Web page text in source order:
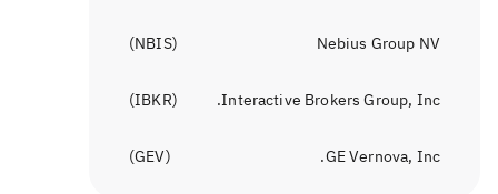
Nebius Group NV
(
NBIS
)
Interactive Brokers Group, Inc.
(
IBKR
)
GE Vernova, Inc.
(
GEV
)